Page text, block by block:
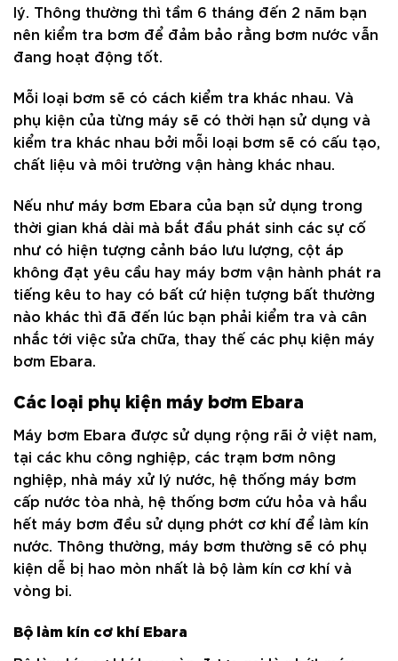
lý. Thông thường thì tầm 6 tháng đến 2 năm bạn
nên kiểm tra bơm để đảm bảo rằng bơm nước vẫn
đang hoạt động tốt.
Mỗi loại bơm sẽ có cách kiểm tra khác nhau. Và
phụ kiện của từng máy sẽ có thời hạn sử dụng và
kiểm tra khác nhau bởi mỗi loại bơm sẽ có cấu tạo,
chất liệu và môi trường vận hàng khác nhau.
Nếu như máy bơm Ebara của bạn sử dụng trong
thời gian khá dài mà bắt đầu phát sinh các sự cố
như có hiện tượng cảnh báo lưu lượng, cột áp
không đạt yêu cầu hay máy bơm vận hành phát ra
tiếng kêu to hay có bất cứ hiện tượng bất thường
nào khác thì đã đến lúc bạn phải kiểm tra và cân
nhắc tới việc sửa chữa, thay thế các phụ kiện máy
bơm Ebara.
Các loại phụ kiện máy bơm Ebara
Máy bơm Ebara được sử dụng rộng rãi ở việt nam,
tại các khu công nghiệp, các trạm bơm nông
nghiệp, nhà máy xử lý nước, hệ thống máy bơm
cấp nước tòa nhà, hệ thống bơm cứu hỏa và hầu
hết máy bơm đều sử dụng phớt cơ khí để làm kín
nước. Thông thường, máy bơm thường sẽ có phụ
kiện dễ bị hao mòn nhất là bộ làm kín cơ khí và
vòng bi.
Bộ làm kín cơ khí Ebara